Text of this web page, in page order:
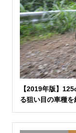
【2019年版】
る狙い目の車種を